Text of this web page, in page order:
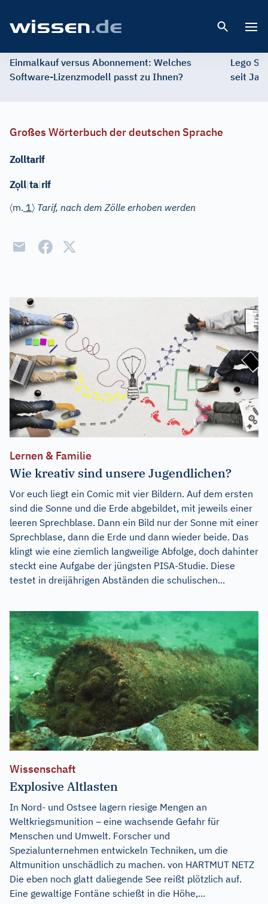
Einmalkauf versus Abonnement: Welches
Software-Lizenzmodell passt zu Ihnen?
Lego
seit
Großes Wörterbuch der deutschen Sprache
Zolltarif
Zọll|ta|rif
〈m. 1〉 Tarif, nach dem Zölle erhoben werden
Lernen & Familie
Wie kreativ sind unsere Jugendlichen?
Vor euch liegt ein Comic mit vier Bildern. Auf dem ersten
sind die Sonne und die Erde abgebildet, mit jeweils einer
leeren Sprechblase. Dann ein Bild nur der Sonne mit einer
Sprechblase, dann die Erde und dann wieder beide. Das
klingt wie eine ziemlich langweilige Abfolge, doch dahinter
steckt eine Aufgabe der jüngsten PISA-Studie. Diese
testet in dreijährigen Abständen die schulischen...
Wissenschaft
Explosive Altlasten
In Nord- und Ostsee lagern riesige Mengen an
Weltkriegsmunition – eine wachsende Gefahr für
Menschen und Umwelt. Forscher und
Spezialunternehmen entwickeln Techniken, um die
Altmunition unschädlich zu machen. von HARTMUT NETZ
Die eben noch glatt daliegende See reißt plötzlich auf.
Eine gewaltige Fontäne schießt in die Höhe,...